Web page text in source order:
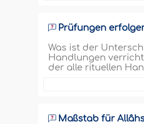
Prüfungen
Was ist der
Handlungen
der alle rituellen
Maßstab für